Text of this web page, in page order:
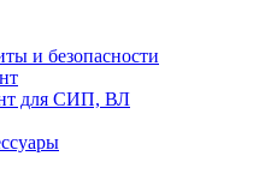
и безопасности
для СИП, ВЛ